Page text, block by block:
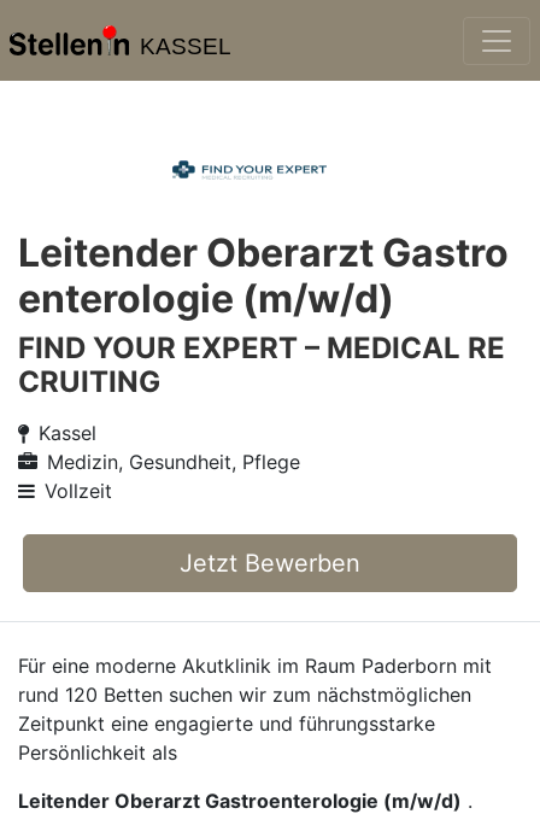
KASSEL
Leitender Oberarzt Gastro
enterologie (m/w/d)
FIND YOUR EXPERT – MEDICAL RE
CRUITING
Kassel
Medizin, Gesundheit, Pflege
Vollzeit
Jetzt Bewerben
Für eine moderne Akutklinik im Raum Paderborn mit
rund 120 Betten suchen wir zum nächstmöglichen
Zeitpunkt eine engagierte und führungsstarke
Persönlichkeit als
Leitender Oberarzt Gastroenterologie (m/w/d) .